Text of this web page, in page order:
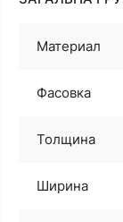
Материал
Фасовка
Толщина
Ширина